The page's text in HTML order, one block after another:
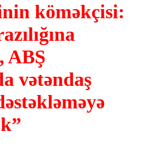
köməkçisi:
ABŞ
vətəndaş